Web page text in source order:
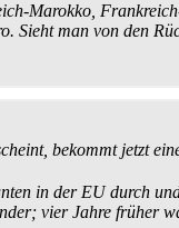
Marokko,
man von den
bekommt jetzt
in der EU durch
vier Jahre früher